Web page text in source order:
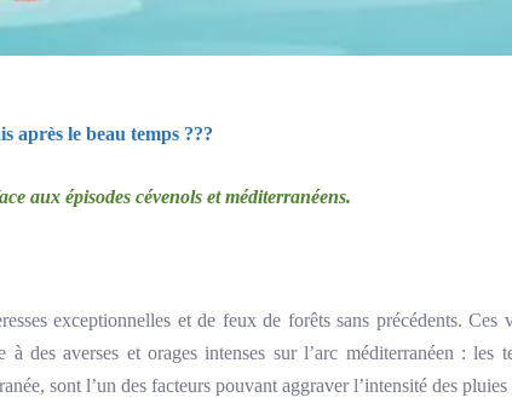
après le beau temps ???
aux épisodes cévenols et méditerranéens.
exceptionnelles et de feux de forêts sans précédents. Ces
des averses et orages intenses sur l’arc méditerranéen : les
sont l’un des facteurs pouvant aggraver l’intensité des pluies